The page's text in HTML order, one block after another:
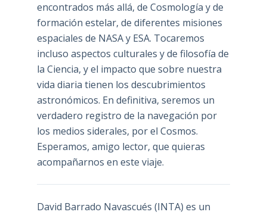
encontrados más allá, de Cosmología y de
formación estelar, de diferentes misiones
espaciales de NASA y ESA. Tocaremos
incluso aspectos culturales y de filosofía de
la Ciencia, y el impacto que sobre nuestra
vida diaria tienen los descubrimientos
astronómicos. En definitiva, seremos un
verdadero registro de la navegación por
los medios siderales, por el Cosmos.
Esperamos, amigo lector, que quieras
acompañarnos en este viaje.
David Barrado Navascués (INTA) es un